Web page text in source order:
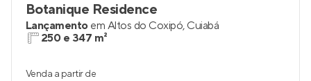
Botanique Residence
Lançamento em Altos do Coxipó, Cuiabá
250 e 347 m²
Venda a partir de